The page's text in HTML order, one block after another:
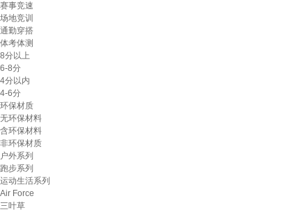
赛事竞速
场地竞训
通勤穿搭
体考体测
8分以上
6-8分
4分以内
4-6分
环保材质
无环保材料
含环保材料
非环保材质
户外系列
跑步系列
运动生活系列
Air Force
三叶草